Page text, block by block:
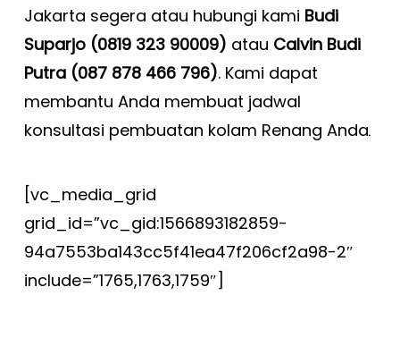
Jakarta segera atau hubungi kami Budi
Suparjo (0819 323 90009) atau Calvin Budi
Putra (087 878 466 796). Kami dapat
membantu Anda membuat jadwal
konsultasi pembuatan kolam Renang Anda.
[vc_media_grid
grid_id=”vc_gid:1566893182859-
94a7553ba143cc5f41ea47f206cf2a98-2″
include=”1765,1763,1759″]